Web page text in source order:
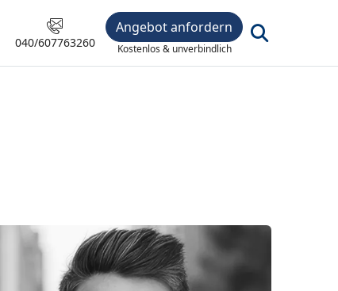
040/607763260
Angebot anfordern
Kostenlos & unverbindlich